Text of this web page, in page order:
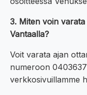
3. Miten voin
Vantaalla?
Voit varata ajan
numeroon
verkkosivuillamme